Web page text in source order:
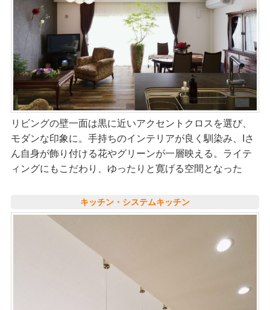
リビングの壁一面は黒に近いアクセントクロスを選び、
モダンな印象に。手持ちのインテリアが良く馴染み、Iさ
ん自身が飾り付ける花やグリーンが一層映える。ライテ
ィングにもこだわり、ゆったりと寛げる空間となった
キッチン・システムキッチン